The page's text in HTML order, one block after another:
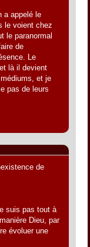
a appelé le
le voient chez
le paranormal
de
Le
là il devient
et je
pas de leurs
de
suis pas tout à
Dieu, par
évoluer une